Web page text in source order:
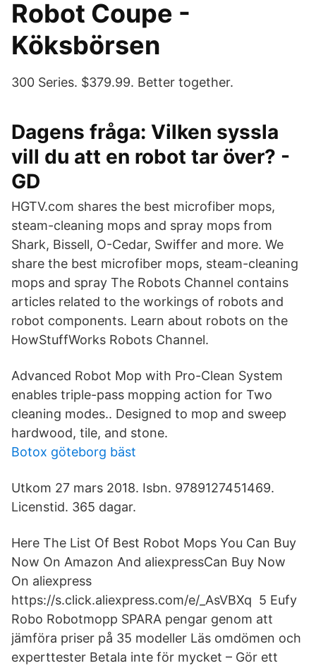
Robot Coupe -
Köksbörsen
300 Series. $379.99. Better together.
Dagens fråga: Vilken syssla
vill du att en robot tar över? -
GD
HGTV.com shares the best microfiber mops,
steam-cleaning mops and spray mops from
Shark, Bissell, O-Cedar, Swiffer and more. We
share the best microfiber mops, steam-cleaning
mops and spray The Robots Channel contains
articles related to the workings of robots and
robot components. Learn about robots on the
HowStuffWorks Robots Channel.
Advanced Robot Mop with Pro-Clean System
enables triple-pass mopping action for Two
cleaning modes.. Designed to mop and sweep
hardwood, tile, and stone.
Botox göteborg bäst
Utkom 27 mars 2018. Isbn. 9789127451469.
Licenstid. 365 dagar.
️Here The List Of Best Robot Mops You Can Buy
Now On Amazon And aliexpressCan Buy Now
On aliexpress
️https://s.click.aliexpress.com/e/_AsVBXq ️ 5 Eufy
Robo Robotmopp SPARA pengar genom att
jämföra priser på 35 modeller Läs omdömen och
experttester Betala inte för mycket – Gör ett